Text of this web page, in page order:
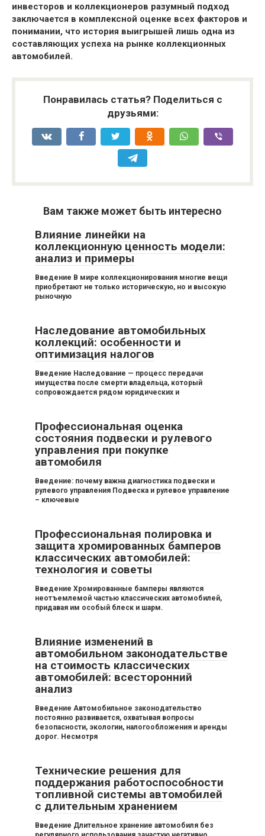
инвесторов и коллекционеров разумный подход
заключается в комплексной оценке всех факторов и
понимании, что история выигрышей лишь одна из
составляющих успеха на рынке коллекционных
автомобилей.
Понравилась статья? Поделиться с
друзьями:
Вам также может быть интересно
Влияние линейки на
коллекционную ценность модели:
анализ и примеры
Введение В мире коллекционирования многие вещи
приобретают не только историческую, но и высокую
рыночную
Наследование автомобильных
коллекций: особенности и
оптимизация налогов
Введение Наследование — процесс передачи
имущества после смерти владельца, который
сопровождается рядом юридических и
Профессиональная оценка
состояния подвески и рулевого
управления при покупке
автомобиля
Введение: почему важна диагностика подвески и
рулевого управления Подвеска и рулевое управление
– ключевые
Профессиональная полировка и
защита хромированных бамперов
классических автомобилей:
технология и советы
Введение Хромированные бамперы являются
неотъемлемой частью классических автомобилей,
придавая им особый блеск и шарм.
Влияние изменений в
автомобильном законодательстве
на стоимость классических
автомобилей: всесторонний
анализ
Введение Автомобильное законодательство
постоянно развивается, охватывая вопросы
безопасности, экологии, налогообложения и аренды
дорог. Несмотря
Технические решения для
поддержания работоспособности
топливной системы автомобилей
с длительным хранением
Введение Длительное хранение автомобиля без